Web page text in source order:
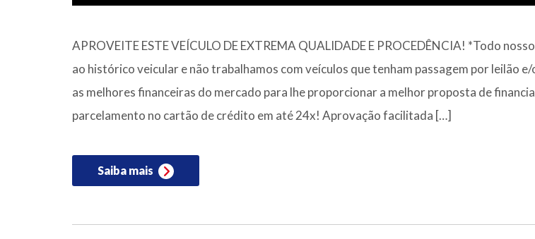
APROVEITE ESTE VEÍCULO DE EXTREMA QUALIDADE E PROCEDÊNCIA! *Todo
ao histórico veicular e não trabalhamos com veículos que tenham passagem por leilão
as melhores financeiras do mercado para lhe proporcionar a melhor proposta de
parcelamento no cartão de crédito em até 24x! Aprovação facilitada […]
Saiba mais